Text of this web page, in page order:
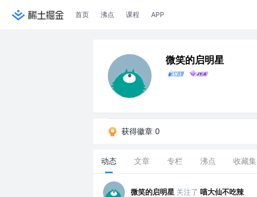
首页 沸点 课程 APP
微笑的启明星
获得徽章 0
动态 文章 专栏 沸点 收藏集
微笑的启明星 关注了 喵大仙不吃辣